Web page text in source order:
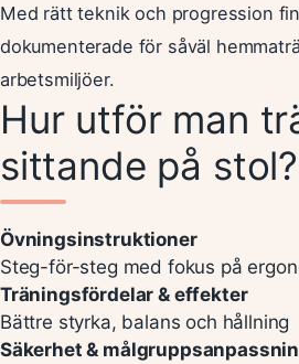
Med rätt teknik och progression
dokumenterade för såväl
arbetsmiljöer.
Hur utför man
sittande på stol?
Övningsinstruktioner
Steg-för-steg med fokus på
Träningsfördelar & effekter
Bättre styrka, balans och hållning
Säkerhet &